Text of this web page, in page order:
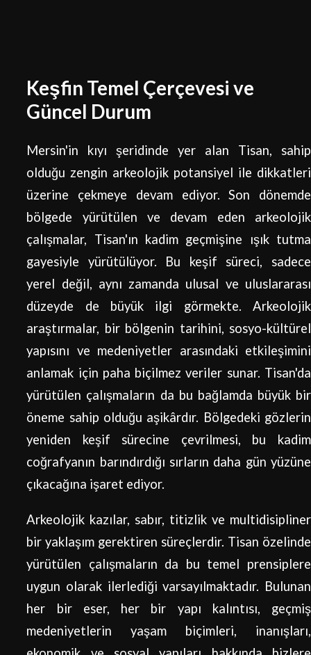
Keşfin Temel Çerçevesi ve
Güncel Durum
Mersin'in kıyı şeridinde yer alan Tisan, sahip
olduğu zengin arkeolojik potansiyel ile dikkatleri
üzerine çekmeye devam ediyor. Son dönemde
bölgede yürütülen ve devam eden arkeolojik
çalışmalar, Tisan'ın kadim geçmişine ışık tutma
gayesiyle yürütülüyor. Bu keşif süreci, sadece
yerel değil, aynı zamanda ulusal ve uluslararası
düzeyde de büyük ilgi görmekte. Arkeolojik
araştırmalar, bir bölgenin tarihini, sosyo-kültürel
yapısını ve medeniyetler arasındaki etkileşimini
anlamak için paha biçilmez veriler sunar. Tisan'da
yürütülen çalışmaların da bu bağlamda büyük bir
öneme sahip olduğu aşikârdır. Bölgedeki gözlerin
yeniden keşif sürecine çevrilmesi, bu kadim
coğrafyanın barındırdığı sırların daha gün yüzüne
çıkacağına işaret ediyor.
Arkeolojik kazılar, sabır, titizlik ve multidisipliner
bir yaklaşım gerektiren süreçlerdir. Tisan özelinde
yürütülen çalışmaların da bu temel prensiplere
uygun olarak ilerlediği varsayılmaktadır. Bulunan
her bir eser, her bir yapı kalıntısı, geçmiş
medeniyetlerin yaşam biçimleri, inanışları,